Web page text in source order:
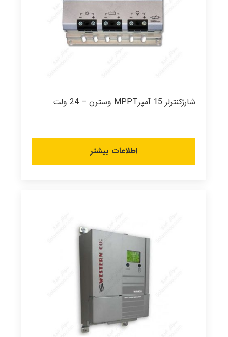
شارژکنترلر 15 آمپرMPPT وسترن – 24 ولت
اطلاعات بیشتر